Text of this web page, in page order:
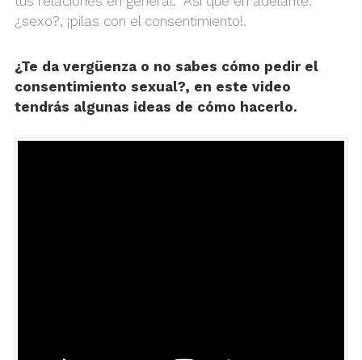
¿sexo?, ¡pilas con el consentimiento!.
¿Te da vergüenza o no sabes cómo pedir el
consentimiento sexual?, en este video
tendrás algunas ideas de cómo hacerlo.